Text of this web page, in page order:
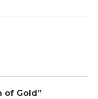
of Gold”